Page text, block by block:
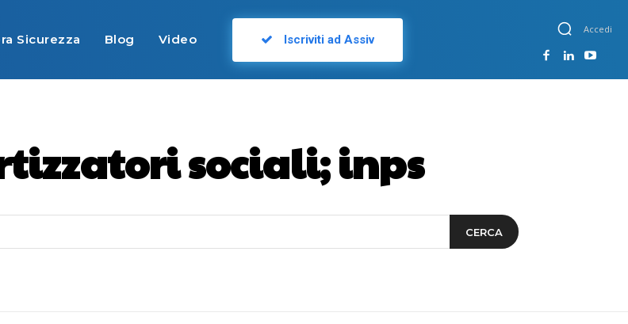
Sicurezza Blog Video Iscriviti ad Assiv
Accedi
sociali; inps
CERCA